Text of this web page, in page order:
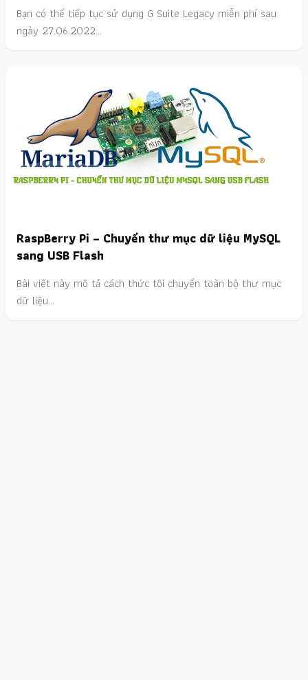
Bạn có thể tiếp tục sử dụng G Suite Legacy miễn phí sau
ngày 27.06.2022…
RaspBerry Pi – Chuyển thư mục dữ liệu MySQL
sang USB Flash
Bài viết này mô tả cách thức tôi chuyển toàn bộ thư mục
dữ liệu…